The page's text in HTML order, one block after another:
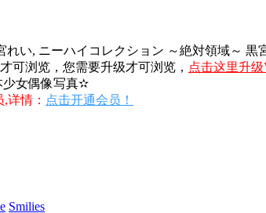
れい, ニーハイコレクション ～絶対領域～ 黒
才可浏览，您需要升级才可浏览， 点击这里升
少女偶像写真✫
详情： 点击开通会员！
Smilies